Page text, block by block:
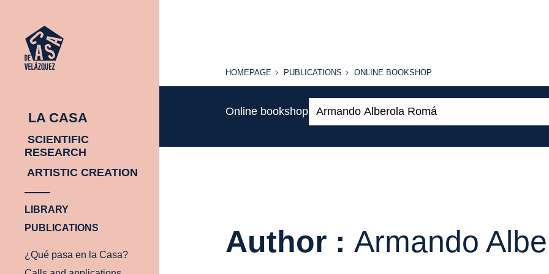
LA CASA
SCIENTIFIC
RESEARCH
ARTISTIC CREATION
LIBRARY
PUBLICATIONS
¿Qué pasa en la Casa?
HOMEPAGE
HOMEPAGE PUBLICATIONS
PUBLICATIONS
ONLINE
ONLINE BOOKSHOP
Online bookshop
Author :Armando